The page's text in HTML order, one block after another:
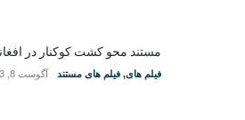
مستند محو کشت کوکنار در
فیلم های, فیلم های مستند آگوست 8, 2023